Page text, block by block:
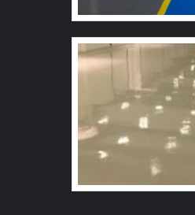
braille para elevador.Isso se
empresa inovadora e
qualificações construídas
resultado final, tendo
são realizadas as atividades
atender todas as
agregados a uma equipe
associados e alta
experiência para os clientes.